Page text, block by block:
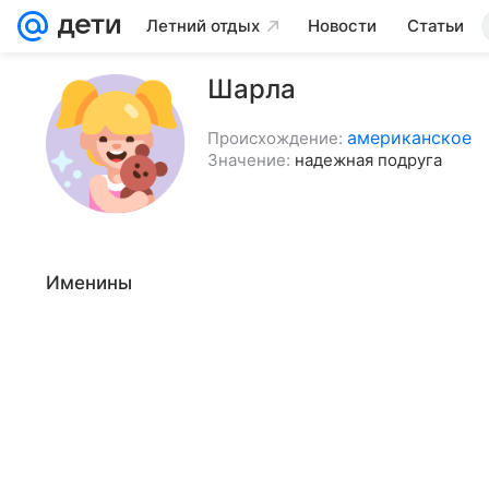
Летний отдых Новости Статьи
Шарла
Происхождение: американское
Значение: надежная подруга
Именины